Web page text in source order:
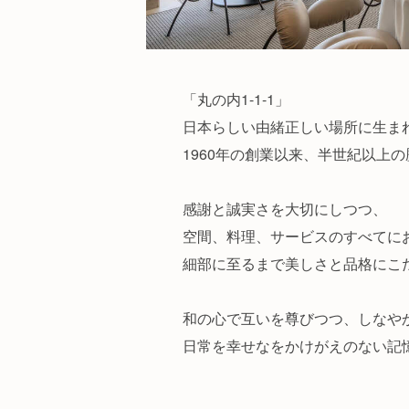
「丸の内1-1-1」
日本らしい由緒正しい場所に生
1960年の創業以来、半世紀以上
感謝と誠実さを大切にしつつ、
空間、料理、サービスのすべてに
細部に至るまで美しさと品格にこ
和の心で互いを尊びつつ、しなや
日常を幸せなをかけがえのない